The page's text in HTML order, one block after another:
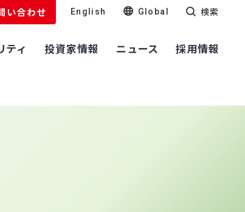
検索
い合わせ English Global
ティ 投資家情報 ニュース 採用情報